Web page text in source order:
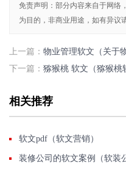
免责声明：部分内容来自于网络
为目的，非商业用途，如有异议
上一篇： 物业管理软文（关于
下一篇： 猕猴桃 软文（猕猴桃
相关推荐
软文pdf（软文营销）
装修公司的软文案例（软装